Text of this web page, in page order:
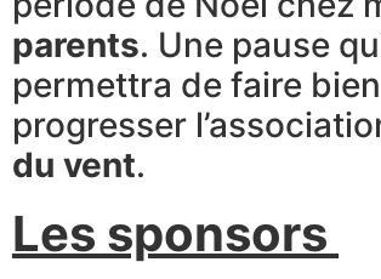
parents. Une ​pause
permettra de faire bien ​
progresser
du vent.
Les sponsors